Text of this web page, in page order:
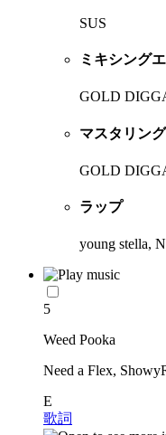
SUS
ミキシング
GOLD
マスタリン
GOLD
ラップ
young stella,
5
Weed Pooka
Need a Flex,
E
歌詞